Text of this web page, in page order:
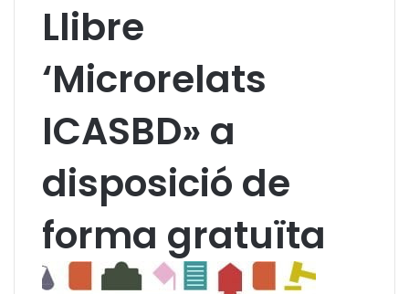
Llibre
‘Microrelats
ICASBD» a
disposició de
forma gratuïta